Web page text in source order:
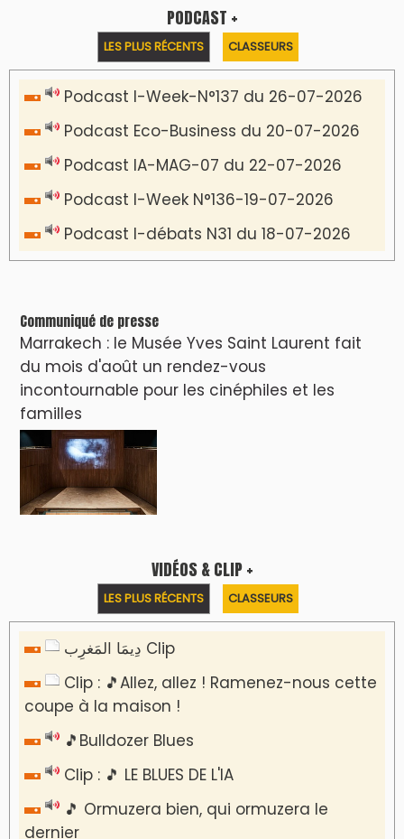
PODCAST +
LES PLUS RÉCENTS CLASSEURS
Podcast I-Week-N°137 du 26-07-2026
Podcast Eco-Business du 20-07-2026
Podcast IA-MAG-07 du 22-07-2026
Podcast I-Week N°136-19-07-2026
Podcast I-débats N31 du 18-07-2026
Communiqué de presse
Marrakech : le Musée Yves Saint Laurent fait
du mois d'août un rendez-vous
incontournable pour les cinéphiles et les
familles
VIDÉOS & CLIP +
LES PLUS RÉCENTS CLASSEURS
دِيمَا المَغرِب Clip
Clip : 🎵Allez, allez ! Ramenez-nous cette
coupe à la maison !
🎵Bulldozer Blues
Clip : 🎵 LE BLUES DE L'IA
🎵 Ormuzera bien, qui ormuzera le
dernier